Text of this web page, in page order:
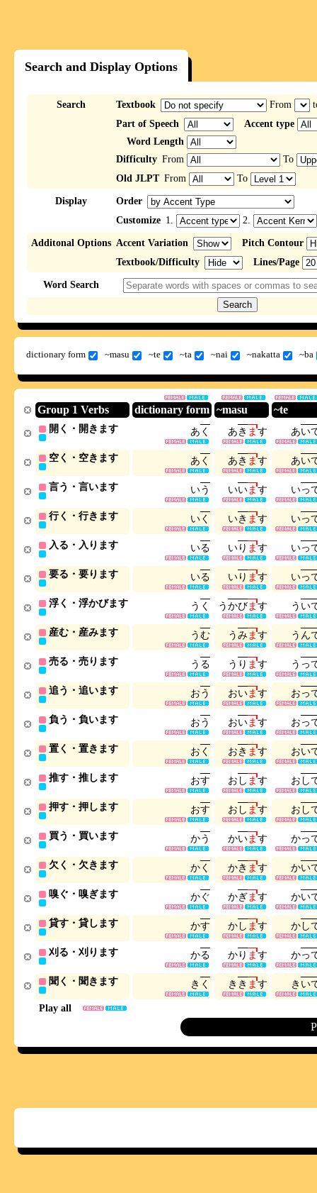
Search and Display Options
Search Textbook From
Part of Speech
Accent type
Word Length
Difficulty From
To
Old JLPT From To
Display
Order
Customize 1. 2.
Additonal Options Accent Variation
Pitch Contour
Textbook/Difficulty
Lines/Page
Word Search
dictionary form ~masu ~te ~ta ~nai ~nakatta ~ba
Group 1 Verbs dictionary form ~masu ~te
Play all
開く・開きます あ く あき ます あい
空く・空きます あ く あき ます あい
言う・言います いう いいます いっ
行く・行きます いく いき ます いっ
入る・入ります いる いり ます いっ
要る・要ります いる いり ます いっ
浮く・浮かびます う く うかびます う い
産む・産みます うむ うみます う ん
売る・売ります う る う り ます う っ
追う・追います おう おいます おっ
負う・負います おう おいます おっ
置く・置きます お く おき ます おい
推す・推します おす お し ます お し
押す・押します おす お し ます お し
買う・買います かう かいます かっ
欠く・欠きます かく かき ます かい
嗅ぐ・嗅ぎます かぐ かぎます かい
貸す・貸します かす かし ます かし
刈る・刈ります かる かり ます かっ
聞く・聞きます き く き き ます き い